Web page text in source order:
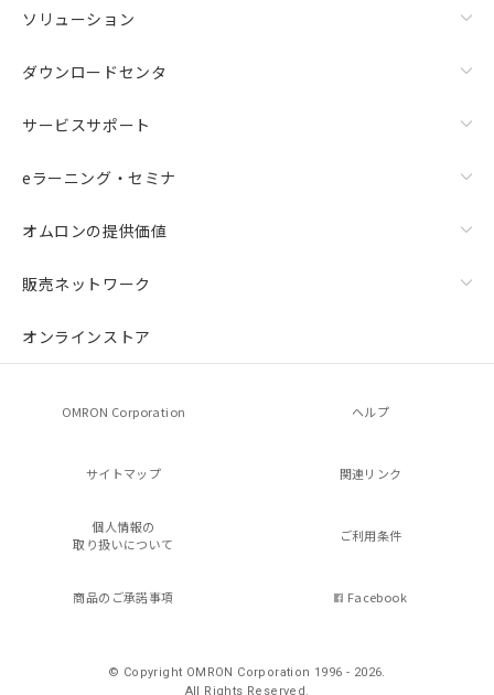
ソリューション
ダウンロードセンタ
サービスサポート
eラーニング・セミナ
オムロンの提供価値
販売ネットワーク
オンラインストア
OMRON Corporation ヘルプ
サイトマップ 関連リンク
個人情報の
取り扱いについて
ご利用条件
商品のご承諾事項 Facebook
© Copyright OMRON Corporation 1996 - 2026.
All Rights Reserved.